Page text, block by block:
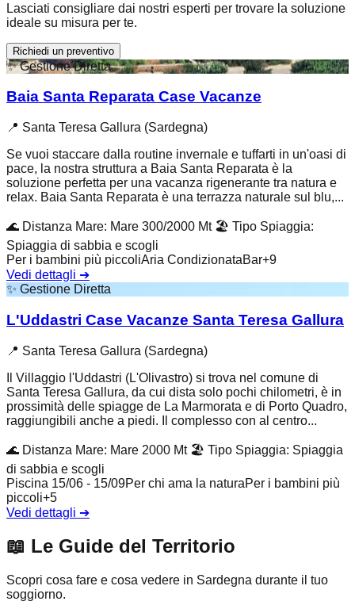
Lasciati consigliare dai nostri esperti per trovare la soluzione
ideale su misura per te.
Richiedi un preventivo
✨Gestione Diretta
Baia Santa Reparata Case Vacanze
📍 Santa Teresa Gallura (Sardegna)
Se vuoi staccare dalla routine invernale e tuffarti in un'oasi di
pace, la nostra struttura a Baia Santa Reparata è la
soluzione perfetta per una vacanza rigenerante tra natura e
relax. Baia Santa Reparata è una terrazza naturale sul blu,...
🌊 Distanza Mare: Mare 300/2000 Mt 🏖️ Tipo Spiaggia:
Spiaggia di sabbia e scogli
Per i bambini più piccoliAria CondizionataBar+9
Vedi dettagli ➔
✨ Gestione Diretta
L'Uddastri Case Vacanze Santa Teresa Gallura
📍 Santa Teresa Gallura (Sardegna)
Il Villaggio l'Uddastri (L'Olivastro) si trova nel comune di
Santa Teresa Gallura, da cui dista solo pochi chilometri, è in
prossimità delle spiagge de La Marmorata e di Porto Quadro,
raggiungibili anche a piedi. Il complesso con al centro...
🌊 Distanza Mare: Mare 2000 Mt 🏖️ Tipo Spiaggia: Spiaggia
di sabbia e scogli
Piscina 15/06 - 15/09Per chi ama la naturaPer i bambini più
piccoli+5
Vedi dettagli ➔
📖 Le Guide del Territorio
Scopri cosa fare e cosa vedere in Sardegna durante il tuo
soggiorno.